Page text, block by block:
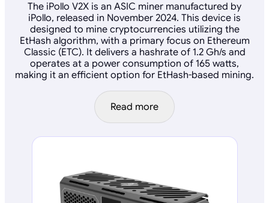
The iPollo V2X is an ASIC miner manufactured by
iPollo, released in November 2024. This device is
designed to mine cryptocurrencies utilizing the
EtHash algorithm, with a primary focus on Ethereum
Classic (ETC). It delivers a hashrate of 1.2 Gh/s and
operates at a power consumption of 165 watts,
making it an efficient option for EtHash-based mining.
Read more